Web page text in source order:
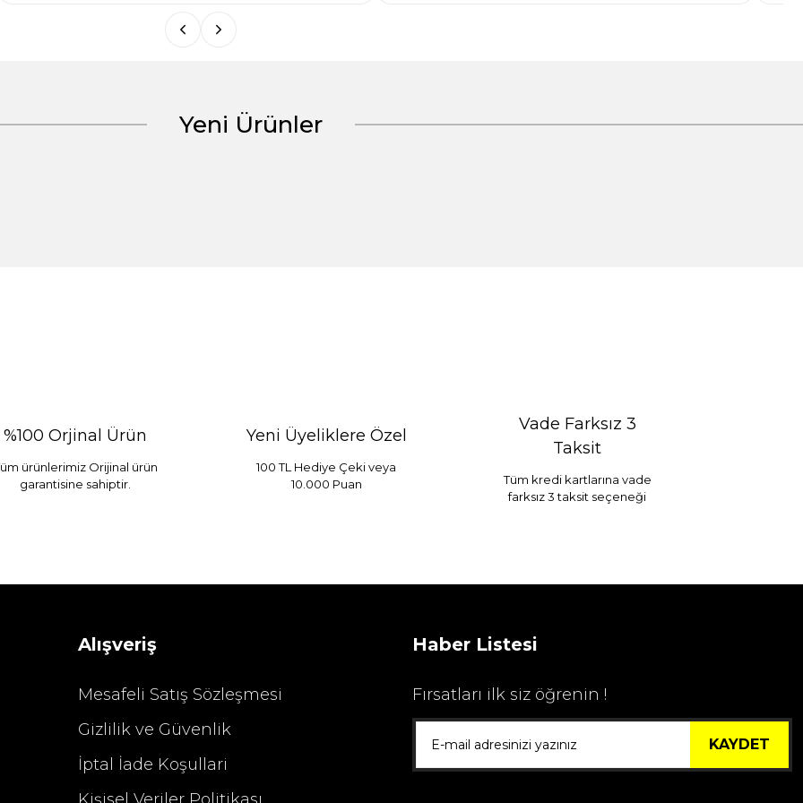
Yeni Ürünler
TL
%100 Orjinal Ürün
ürünlerimiz Orijinal ürün
garantisine sahiptir.
Yeni Üyeliklere Özel
100 TL Hediye Çeki veya
10.000 Puan
Vade Farksız 3
Taksit
Tüm kredi kartlarına vade
farksız 3 taksit seçeneği
Alışveriş
Mesafeli Satış Sözleşmesi
Gizlilik ve Güvenlik
İptal İade Koşullari
Kişisel Veriler Politikası
Haber Listesi
Fırsatları ilk siz öğrenin !
KAYDET